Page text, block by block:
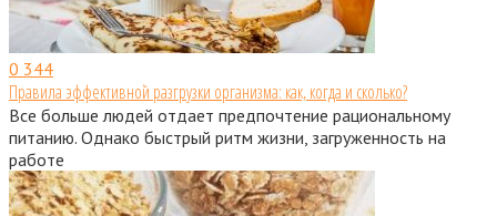
0 344
Правила эффективной разгрузки организма: как, когда и сколько?
Все больше людей отдает предпочтение рациональному
питанию. Однако быстрый ритм жизни, загруженность на
работе